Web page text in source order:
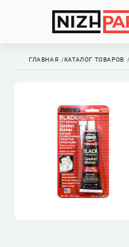
ГЛАВНАЯ КАТАЛОГ ТОВАРОВ